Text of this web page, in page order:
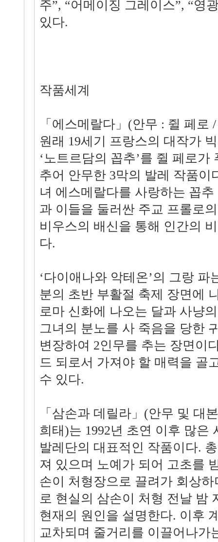
주”, “어메이징 그레이스”, “영
있다.
작품세계
「에스메랄다」(안무 : 쥘 페로
원래 19세기 프랑스의 대작가
‘노트르담의 꼽추’를 쥘 페로가
추어 안무한 3막의 발레 작품이
녀 에스메랄다를 사랑하는 꼽
과 이들을 둘러싼 주교 프롤로
비우스의 배신을 통해 인간의
다.
‘다이애나와 악테온’의 그랑 파
분의 초반 부활절 축제 장면에
로마 신화에 나오는 달과 사냥
그녀의 분노를 사 죽음을 당한
변장하여 2인무를 추는 장면이
드 되로서 가져야 할 매력을 골
수 있다.
「삼손과 데릴라」(안무 및 대
희태)는 1992년 초연 이후 많은
발레단의 대표적인 작품이다.
져 있으며 노예가 되어 고초를
손이 처형장으로 끌려가 회상
로 현실의 삼손이 처형 전날 밤
현재의 원인을 설명한다. 이후
교차되며 줄거리를 이끌어나가